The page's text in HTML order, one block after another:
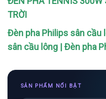
TRỜI
Đèn pha Philips sân cầu
sân cầu lông | Đèn pha
SẢN PHẨM NỔI BẬT